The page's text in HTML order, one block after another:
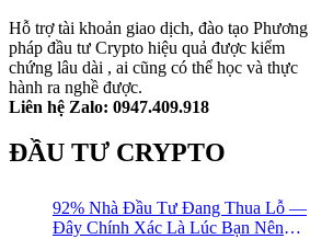
Hỗ trợ tài khoản giao dịch, đào tạo Phương
pháp đầu tư Crypto hiệu quả được kiểm
chứng lâu dài , ai cũng có thể học và thực
hành ra nghề được.
Liên hệ Zalo: 0947.409.918
ĐẦU TƯ CRYPTO
92% Nhà Đầu Tư Đang Thua Lỗ —
Đây Chính Xác Là Lúc Bạn Nên